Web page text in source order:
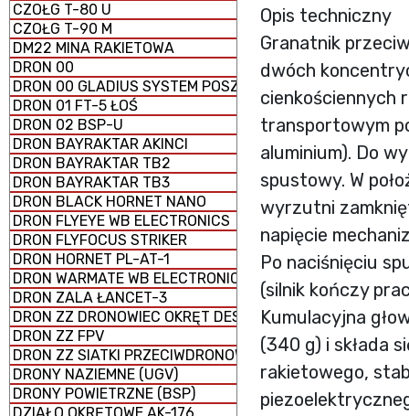
CZOŁG T-80 U
CZOŁG T-90 M
DM22 MINA RAKIETOWA
DRON 00
DRON 00 GLADIUS SYSTEM POSZUKIWAWCZO-
DRON 01 FT-5 ŁOŚ
DRON 02 BSP-U
DRON BAYRAKTAR AKINCI
DRON BAYRAKTAR TB2
DRON BAYRAKTAR TB3
DRON BLACK HORNET NANO
DRON FLYEYE WB ELECTRONICS
DRON FLYFOCUS STRIKER
DRON HORNET PL-AT-1
DRON WARMATE WB ELECTRONICS
DRON ZALA ŁANCET-3
DRON ZZ DRONOWIEC OKRĘT DESANTOWY
DRON ZZ FPV
DRON ZZ SIATKI PRZECIWDRONOWE (antydronowe)
DRONY NAZIEMNE (UGV)
DRONY POWIETRZNE (BSP)
Opis techniczny
Granatnik
dwóch
cienkościennych
transportowym
aluminium). Do
spustowy. W
wyrzutni
napięcie
Po naciśnięciu
(silnik kończy
Kumulacyjna
(340 g) i składa
rakietowego,